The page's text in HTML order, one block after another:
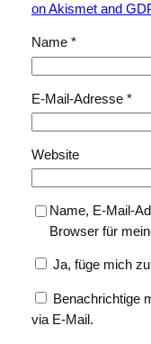
on Akismet and
Name *
E-Mail-Adresse *
Website
Name, E-Mail-
Browser für
Ja, füge mich
Benachrichtige
via E-Mail.